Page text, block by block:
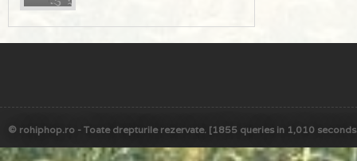
© rohiphop.ro - Toate drepturile rezervate. [1855 queries in 1,010